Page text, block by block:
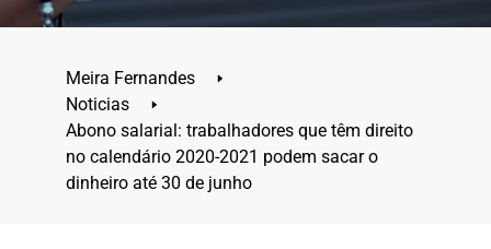
Meira Fernandes
🢒
Noticias
🢒
Abono salarial: trabalhadores que têm direito
no calendário 2020-2021 podem sacar o
dinheiro até 30 de junho